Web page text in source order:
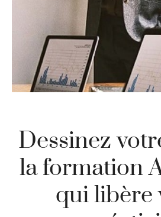
Dessinez
la formation
qui libère